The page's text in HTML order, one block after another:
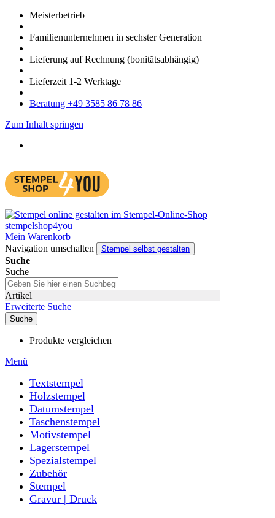
Meister­betrieb
Familien­unter­nehmen in sechster Gene­ration
Lieferung auf Rech­nung (bonitätsabhängig)
Liefer­zeit 1-2 Werk­tage
Bera­tung +49 3585 86 78 86
Zum Inhalt springen
Mein Warenkorb
Navigation umschalten
Stempel selbst gestalten
Suche
Suche
Artikel
Erweiterte Suche
Suche
Produkte vergleichen
Menü
Textstempel
Holzstempel
Datumstempel
Taschenstempel
Motivstempel
Lagerstempel
Spezialstempel
Zubehör
Stempel
Gravur | Druck